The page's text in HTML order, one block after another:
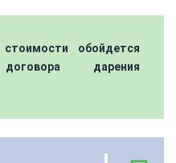
обойдется
дарения